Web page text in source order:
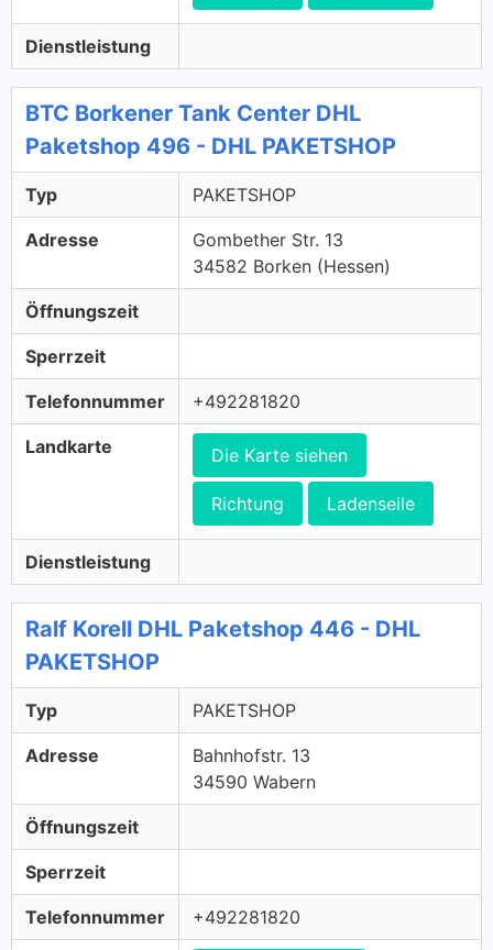
Dienstleistung
BTC Borkener Tank Center DHL
Paketshop 496 - DHL PAKETSHOP
Typ PAKETSHOP
Adresse
Gombether Str. 13
34582 Borken (Hessen)
Öffnungszeit
Sperrzeit
Telefonnummer +492281820
Landkarte Die Karte siehen
Richtung Ladenseile
Dienstleistung
Ralf Korell DHL Paketshop 446 - DHL
PAKETSHOP
Typ PAKETSHOP
Adresse
Bahnhofstr. 13
34590 Wabern
Öffnungszeit
Sperrzeit
Telefonnummer +492281820